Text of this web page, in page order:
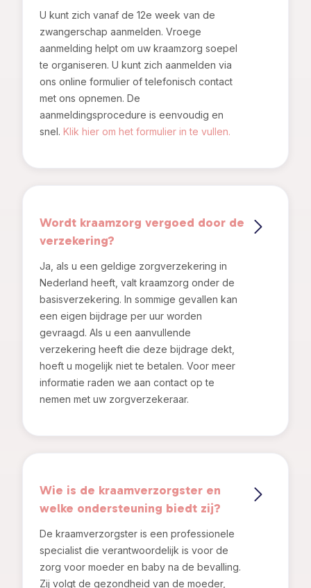
U kunt zich vanaf de 12e week van de
zwangerschap aanmelden. Vroege
aanmelding helpt om uw kraamzorg soepel
te organiseren. U kunt zich aanmelden via
ons online formulier of telefonisch contact
met ons opnemen. De
aanmeldingsprocedure is eenvoudig en
snel. Klik hier om het formulier in te vullen.
Wordt kraamzorg vergoed door de
verzekering?
Ja, als u een geldige zorgverzekering in
Nederland heeft, valt kraamzorg onder de
basisverzekering. In sommige gevallen kan
een eigen bijdrage per uur worden
gevraagd. Als u een aanvullende
verzekering heeft die deze bijdrage dekt,
hoeft u mogelijk niet te betalen. Voor meer
informatie raden we aan contact op te
nemen met uw zorgverzekeraar.
Wie is de kraamverzorgster en
welke ondersteuning biedt zij?
De kraamverzorgster is een professionele
specialist die verantwoordelijk is voor de
zorg voor moeder en baby na de bevalling.
Zij volgt de gezondheid van de moeder,